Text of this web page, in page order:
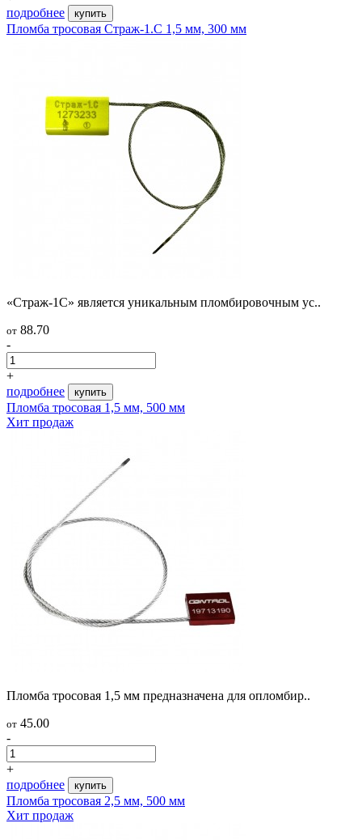
подробнее
купить
Пломба тросовая Страж-1.С 1,5 мм, 300 мм
«Страж-1С» является уникальным пломбировочным ус..
от 88.70
-
+
подробнее
купить
Пломба тросовая 1,5 мм, 500 мм
Хит продаж
Пломба тросовая 1,5 мм предназначена для опломбир..
от 45.00
-
+
подробнее
купить
Пломба тросовая 2,5 мм, 500 мм
Хит продаж